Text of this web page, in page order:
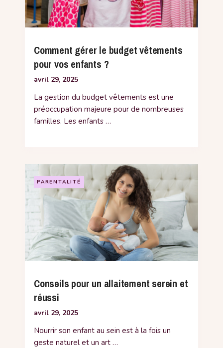
Comment gérer le budget vêtements
pour vos enfants ?
avril 29, 2025
La gestion du budget vêtements est une
préoccupation majeure pour de nombreuses
familles. Les enfants …
PARENTALITÉ
Conseils pour un allaitement serein et
réussi
avril 29, 2025
Nourrir son enfant au sein est à la fois un
geste naturel et un art …